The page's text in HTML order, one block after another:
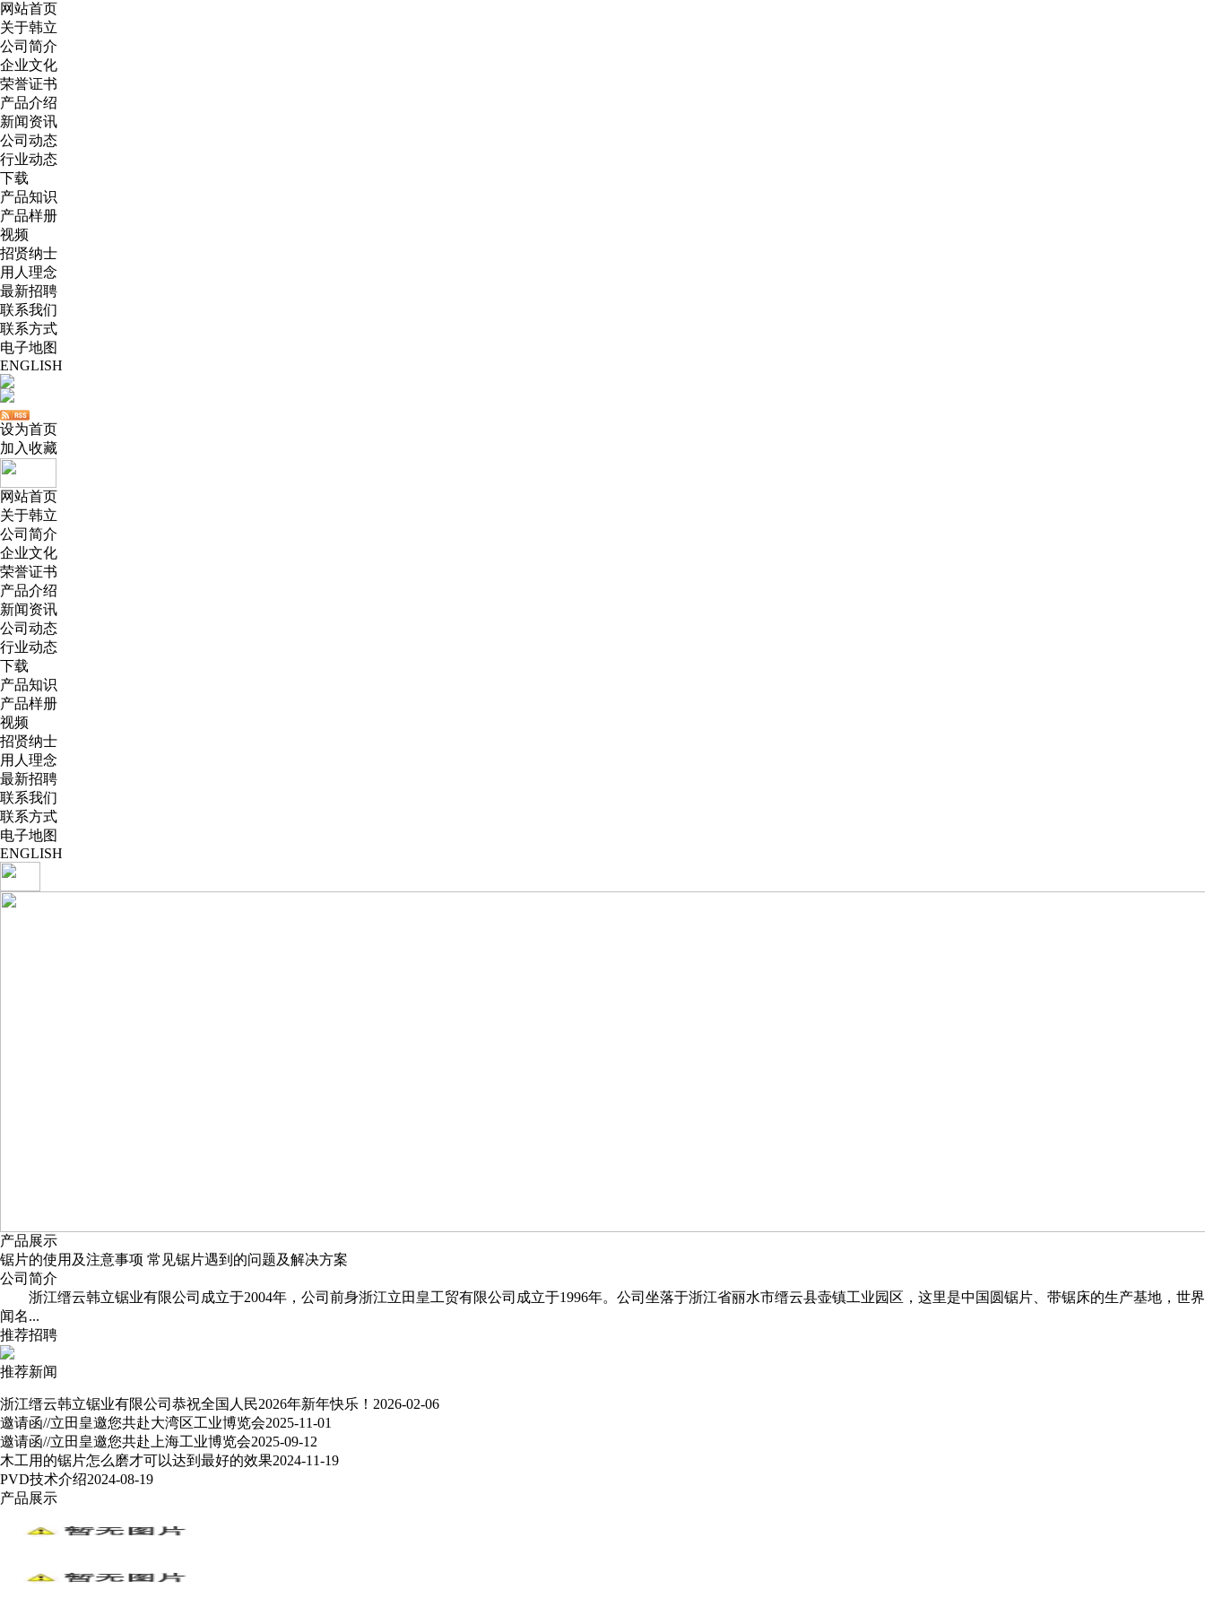
网站首页
关于韩立
公司简介
企业文化
荣誉证书
产品介绍
新闻资讯
公司动态
行业动态
下载
产品知识
产品样册
视频
招贤纳士
用人理念
最新招聘
联系我们
联系方式
电子地图
ENGLISH
设为首页
加入收藏
网站首页
关于韩立
公司简介
企业文化
荣誉证书
产品介绍
新闻资讯
公司动态
行业动态
下载
产品知识
产品样册
视频
招贤纳士
用人理念
最新招聘
联系我们
联系方式
电子地图
ENGLISH
产品展示
锯片的使用及注意事项 常见锯片遇到的问题及解决方案
公司简介
浙江缙云韩立锯业有限公司 成立于2004年，公司前身浙江立田皇工贸有限公司成立于1996年。公司坐落于浙江省丽水市缙云县壶镇工业园区，这里是中国圆锯片、带锯床的生产基地，世界
闻名...
推荐招聘
推荐新闻
浙江缙云韩立锯业有限公司恭祝全国人民2026年新年快乐！ 2026-02-06
邀请函//立田皇邀您共赴大湾区工业博览会2025-11-01
邀请函//立田皇邀您共赴上海工业博览会2025-09-12
木工用的锯片怎么磨才可以达到最好的效果2024-11-19
PVD技术介绍2024-08-19
产品展示